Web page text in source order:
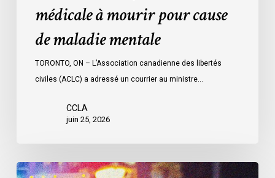
cause
maladie
mentale
médicale à mourir pour cause
de maladie mentale
TORONTO, ON – L’Association canadienne des libertés
civiles (ACLC) a adressé un courrier au ministre…
CCLA
juin 25, 2026
Appels